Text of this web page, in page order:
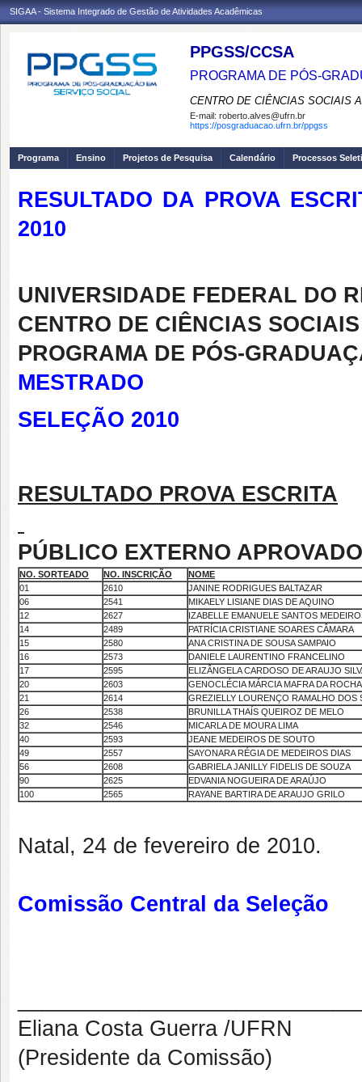
SIGAA - Sistema Integrado de Gestão de Atividades Acadêmicas
PPGSS/CCSA
PROGRAMA DE PÓS-
CENTRO DE CIÊNCIAS SOCIAIS
E-mail: roberto.alves@ufrn.br
https://posgraduacao.ufrn.br/ppgss
Programa Ensino Projetos de Pesquisa Calendário Processos
RESULTADO DA PROVA
2010
UNIVERSIDADE FEDERAL DO
CENTRO DE CIÊNCIAS
PROGRAMA DE PÓS-
MESTRADO
SELEÇÃO 2010
RESULTADO PROVA ESCRITA
PÚBLICO EXTERNO APROVADO
NO. SORTEADO NO. INSCRIÇÃO
NOME
01
2610
JANINE RODRIGUES BALTAZAR
06
2541
MIKAELY LISIANE DIAS DE AQUINO
12
2627
IZABELLE EMANUELE SANTOS
14
2489
PATRÍCIA CRISTIANE SOARES CÂMARA
15
2580
ANA CRISTINA DE SOUSA SAMPAIO
16
2573
DANIELE LAURENTINO FRANCELINO
17
2595
ELIZÂNGELA CARDOSO DE ARAUJO
20
2603
GENOCLÉCIA MÁRCIA MAFRA DA ROCHA
21
2614
GREZIELLY LOURENÇO RAMALHO DOS
26
2538
BRUNILLA THAÍS QUEIROZ DE MELO
32
2546
MICARLA DE MOURA LIMA
40
2593
JEANE MEDEIROS DE SOUTO
49
2557
SAYONARA RÉGIA DE MEDEIROS DIAS
56
2608
GABRIELA JANILLY FIDELIS DE SOUZA
90
2625
EDVANIA NOGUEIRA DE ARAÚJO
100
2565 RAYANE BARTIRA DE ARAUJO GRILO
Natal, 24 de fevereiro de 2010.
Comissão Central da Seleção
Eliana Costa Guerra /UFRN
(Presidente da Comissão)